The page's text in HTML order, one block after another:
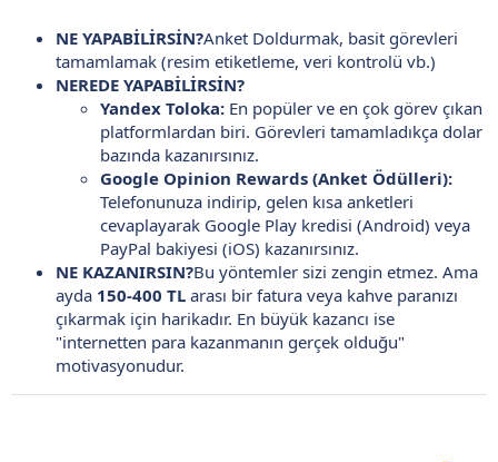
NE YAPABİLİRSİN?Anket Doldurmak, basit görevleri
tamamlamak (resim etiketleme, veri kontrolü vb.)
NEREDE YAPABİLİRSİN?
Yandex Toloka: En popüler ve en çok görev çıkan
platformlardan biri. Görevleri tamamladıkça dolar
bazında kazanırsınız.
Google Opinion Rewards (Anket Ödülleri):
Telefonunuza indirip, gelen kısa anketleri
cevaplayarak Google Play kredisi (Android) veya
PayPal bakiyesi (iOS) kazanırsınız.
NE KAZANIRSIN?Bu yöntemler sizi zengin etmez. Ama
ayda 150-400 TL arası bir fatura veya kahve paranızı
çıkarmak için harikadır. En büyük kazancı ise
"internetten para kazanmanın gerçek olduğu"
motivasyonudur.